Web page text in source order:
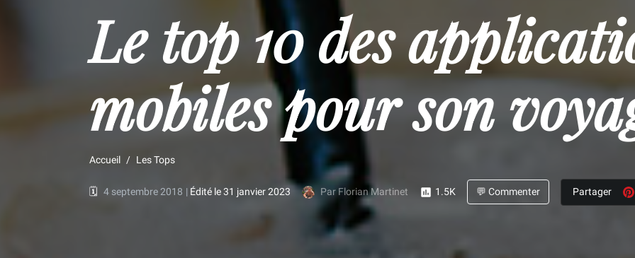
Le top 10 des
mobiles pour son
Accueil Les Tops
🗓️ 4 septembre 2018 | Édité le 31 janvier 2023 Par Florian Martinet 1.5K 💬 Commenter Partager